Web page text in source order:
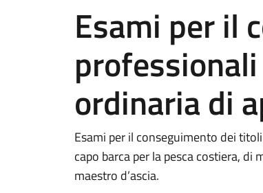
Esami per il
ordinaria di
Esami per il conseguimento dei
capo barca per la pesca costiera,
maestro d’ascia.